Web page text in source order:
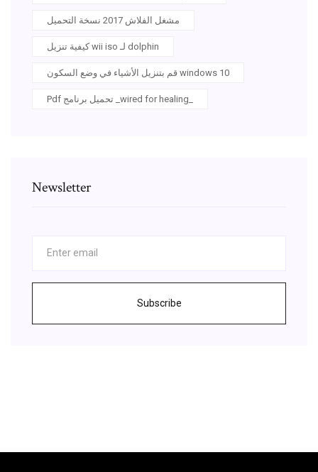
مشغل الفلاش 2017 نسخة التحميل
كيفية تنزيل wii iso لـ dolphin
قم بتنزيل الأشياء في وضع السكون windows 10
Pdf تحميل برنامج _wired for healing_
Newsletter
Subscribe